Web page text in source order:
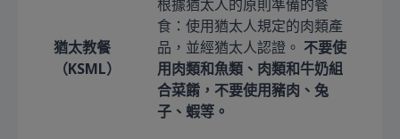
猶太教餐
（KSML）
根據猶太人的原則準備的餐
食：使用猶太人規定的肉類產
品，並經猶太人認證。 不要使
用肉類和魚類、肉類和牛奶組
合菜餚，不要使用豬肉、兔
子、蝦等。